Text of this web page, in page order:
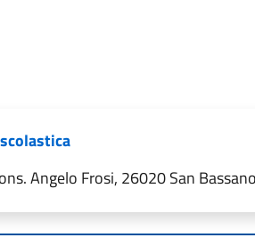
Angelo Frosi, 26020 San